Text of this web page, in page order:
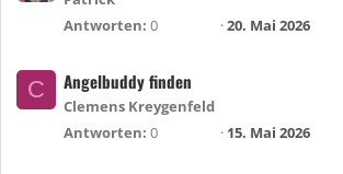
Antworten 0 20. Mai 2026
C Angelbuddy finden
Clemens Kreygenfeld
Antworten 0 15. Mai 2026